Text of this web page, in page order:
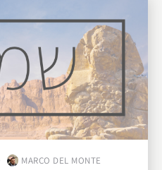
MARCO DEL MONTE